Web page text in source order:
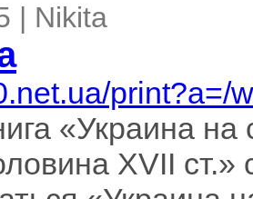
| Nikita
print?a=/
«Украина
XVII